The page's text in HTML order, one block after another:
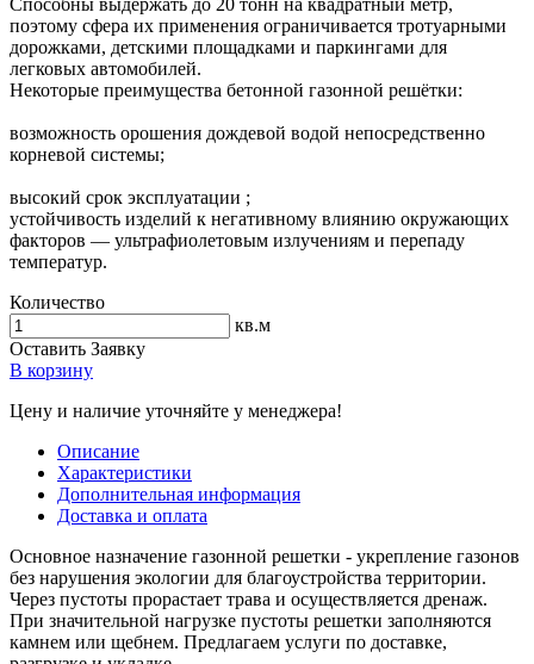
поэтому сфера их применения ограничивается тротуарными
дорожками, детскими площадками и паркингами для
легковых автомобилей.
Некоторые преимущества бетонной газонной решётки:
возможность орошения дождевой водой непосредственно
корневой системы;
высокий срок эксплуатации ;
устойчивость изделий к негативному влиянию окружающих
факторов — ультрафиолетовым излучениям и перепаду
температур.
Количество
кв.м
Оставить Заявку
В корзину
Цену и наличие уточняйте у менеджера!
Описание
Характеристики
Дополнительная информация
Доставка и оплата
Основное назначение газонной решетки - укрепление газонов
без нарушения экологии для благоустройства территории.
Через пустоты прорастает трава и осуществляется дренаж.
При значительной нагрузке пустоты решетки заполняются
камнем или щебнем. Предлагаем услуги по доставке,